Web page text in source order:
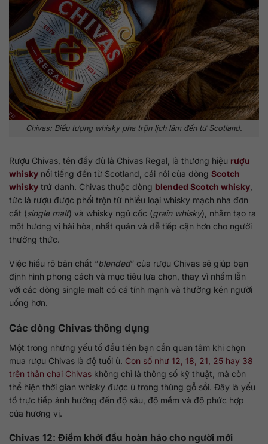
Chivas: Biểu tượng whisky pha trộn lịch lãm đến từ Scotland.
Rượu Chivas, tên đầy đủ là Chivas Regal, là thương hiệu rượu
whisky nổi tiếng đến từ Scotland, cái nôi của dòng Scotch
whisky trứ danh. Chivas thuộc dòng blended Scotch whisky
tức là rượu được phối trộn từ nhiều loại whisky mạch nha đơn
cất (single malt) và whisky ngũ cốc (grain whisky), nhằm tạo ra
một hương vị hài hòa, nhất quán và dễ tiếp cận hơn cho người
thưởng thức.
Việc hiểu rõ bản chất “blended” của rượu Chivas sẽ giúp bạn
định hình phong cách và mục tiêu lựa chọn, thay vì nhầm lẫn
với các dòng single malt có cá tính mạnh và thường kén người
uống hơn.
Các dòng Chivas thông dụng
Một trong những yếu tố đầu tiên bạn cần quan tâm khi chọn
mua rượu Chivas là độ tuổi ủ. Con số như 12, 18, 21, 25 hay 38
trên thân chai Chivas không chỉ là thông số kỹ thuật, mà còn
thể hiện thời gian whisky được ủ trong thùng gỗ sồi. Đây là yếu
tố trực tiếp ảnh hưởng đến độ sâu, độ mềm và độ phức hợp
của hương vị.
Chivas 12: Điểm khởi đầu hoàn hảo cho người mới